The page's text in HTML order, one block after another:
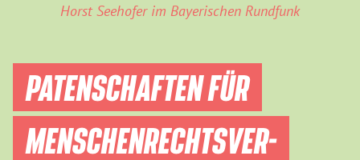
Horst Seehofer im Bayerischen Rundfunk
PATENSCHAFTEN FÜR
MENSCHEN­RECHTS­VER­